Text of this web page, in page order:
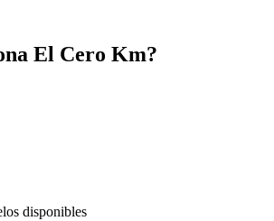
El Cero Km?
disponibles